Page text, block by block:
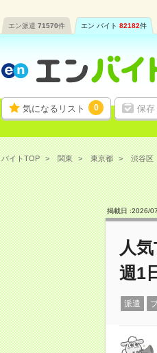
エン派遣 71570件 エン バイト 82182件
気になるリスト 0 保存
バイトTOP 関東 東京都 渋谷区
掲載日 :2026/
人
週1
派遣